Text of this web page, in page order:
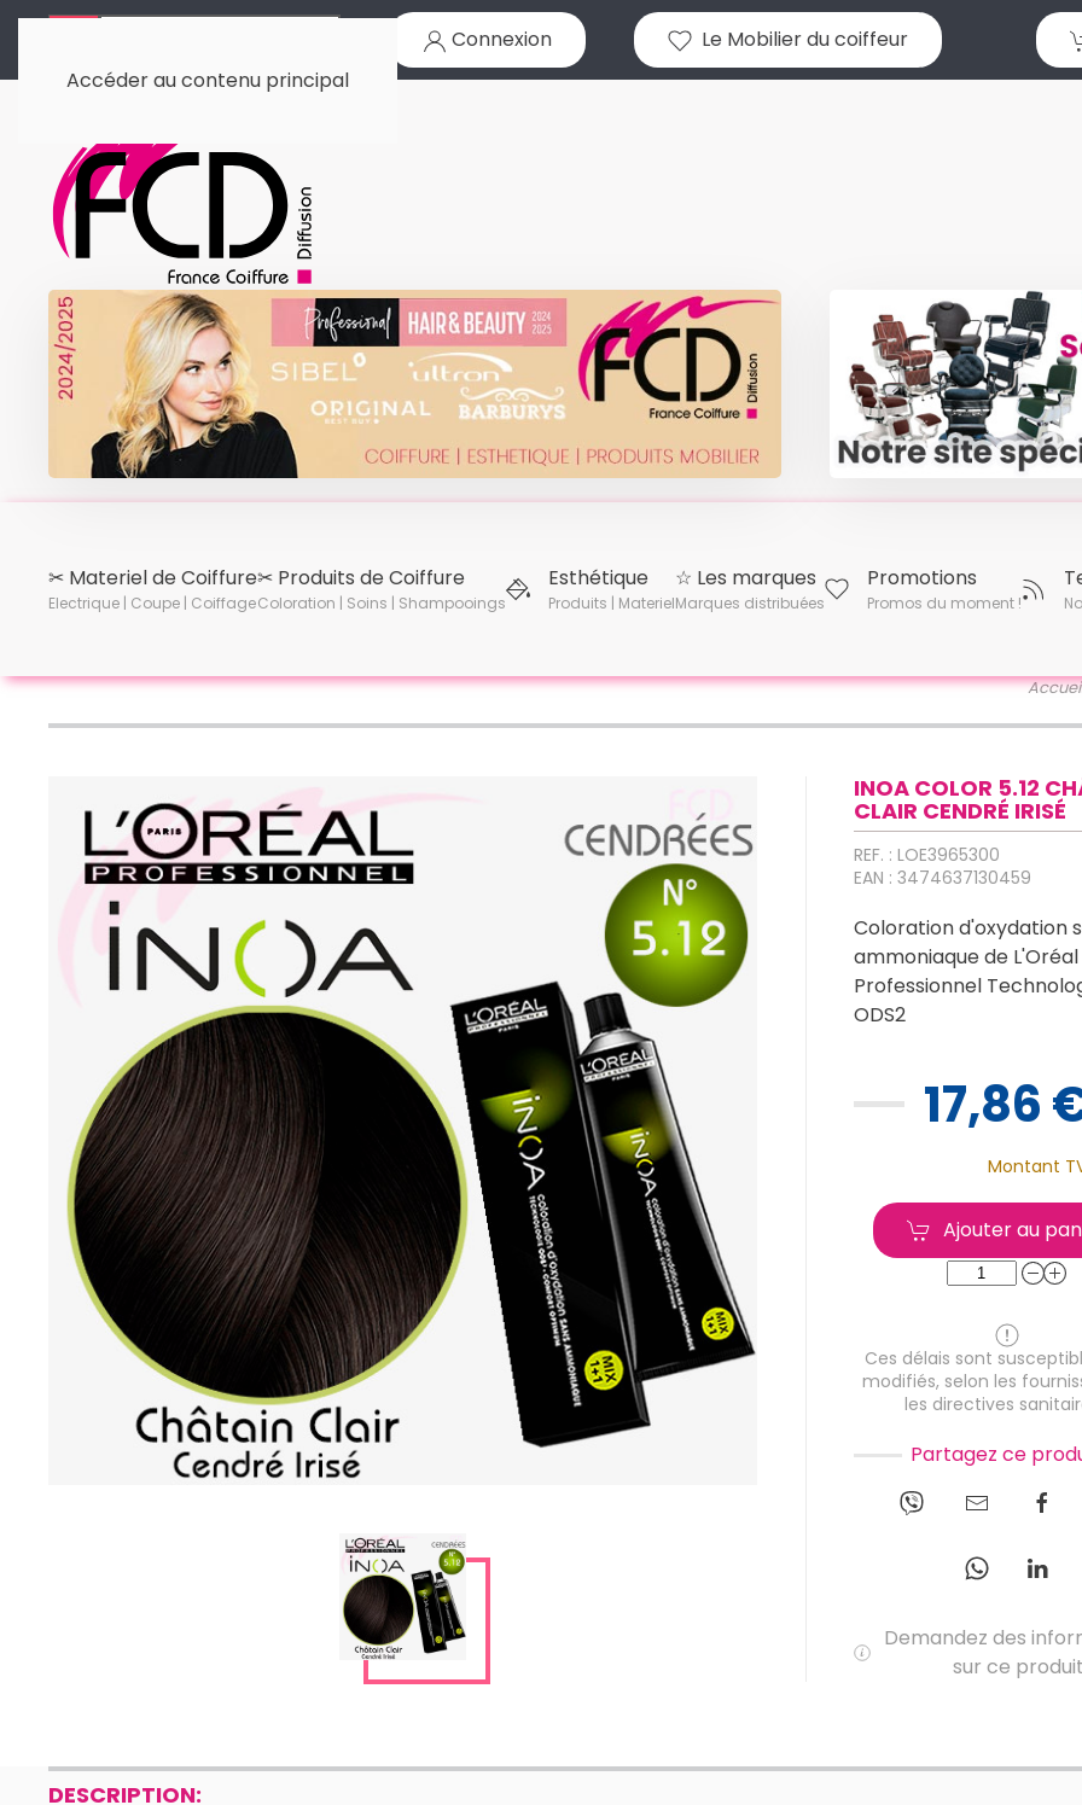
Accéder au contenu principal
Connexion Le Mobilier du coiffeur
✂︎ Materiel de Coiffure
Electrique | Coupe | Coiffage
✂︎ Produits de Coiffure
Coloration | Soins | Shampooings
Esthétique
Produits | Materiel
☆ Les marques
Marques distribuées
Promotions
Promos du moment !
INOA COLOR 5.12
CLAIR CENDRÉ IRISÉ
REF. : LOE3965300
EAN : 3474637130459
Coloration d'oxydation
ammoniaque de L'Oréal
Professionnel
ODS2
17,86
Montant
Ajouter au
Ces délais sont
modifiés, selon les
les directives
Partagez ce
Demandez des
sur ce produit
DESCRIPTION: